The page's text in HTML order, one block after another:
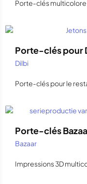
Porte-clés
Porte-clés pour
Dilbi
Porte-clés pour le
Porte-clés
Bazaar
Impressions 3D